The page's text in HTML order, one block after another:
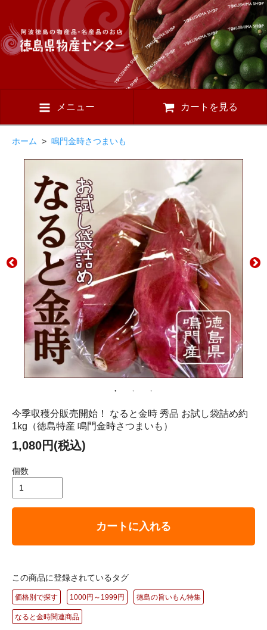
メニュー カートを見る
ホーム > 鳴門金時さつまいも
今季収穫分販売開始！ なると金時 秀品 お試し袋詰め約
1kg（徳島特産 鳴門金時さつまいも）
1,080円(税込)
個数
カートに入れる
この商品に登録されているタグ
価格別で探す 1000円～1999円 徳島の旨いもん特集
なると金時関連商品